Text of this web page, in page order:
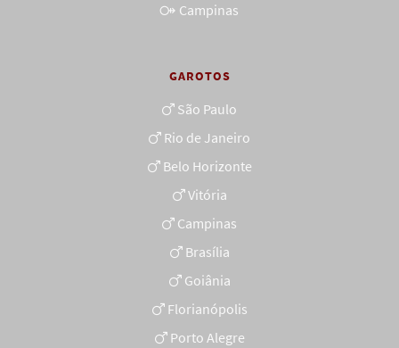
Campinas
GAROTOS
São Paulo
Rio de Janeiro
Belo Horizonte
Vitória
Campinas
Brasília
Goiânia
Florianópolis
Porto Alegre